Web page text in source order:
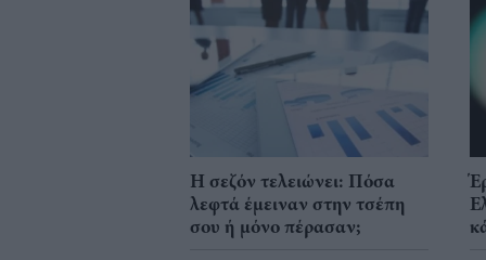
Η σεζόν τελειώνει: Πόσα
λεφτά έμειναν στην τσέπη
σου ή μόνο πέρασαν;